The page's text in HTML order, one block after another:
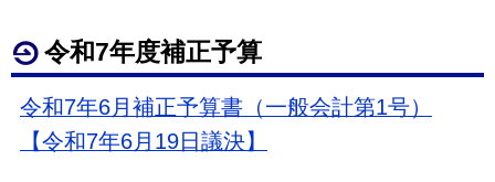
令和7年度補正予算
令和7年6月補正予算書（一般会計第1号）
【令和7年6月19日議決】